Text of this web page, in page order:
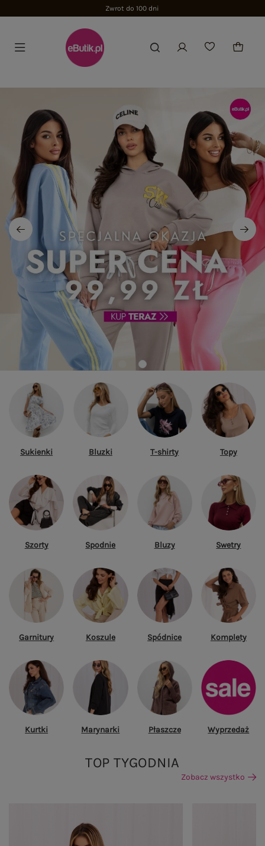
Zwrot do 100 dni
Sukienki Bluzki T-shirty Topy
Szorty Spodnie Bluzy Swetry
Garnitury Koszule Spódnice Komplety
Kurtki Marynarki Płaszcze Wyprzedaż
TOP TYGODNIA
Zobacz wszystko